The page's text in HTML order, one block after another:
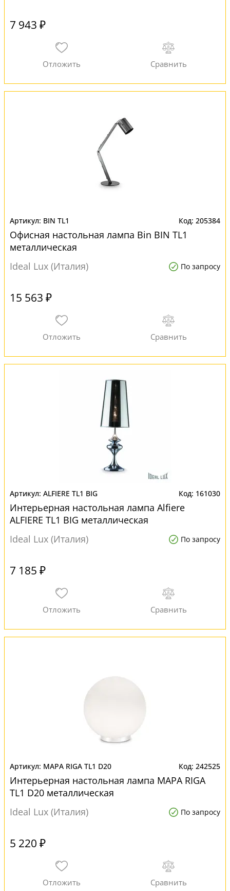
7 943 ₽
BIN TL1 205384
Офисная настольная лампа Bin BIN TL1
металлическая
Ideal Lux (Италия)
По запросу
15 563 ₽
ALFIERE TL1 BIG 161030
Интерьерная настольная лампа Alfiere
ALFIERE TL1 BIG металлическая
Ideal Lux (Италия)
По запросу
7 185 ₽
MAPA RIGA TL1 D20 242525
Интерьерная настольная лампа MAPA RIGA
TL1 D20 металлическая
Ideal Lux (Италия)
По запросу
5 220 ₽